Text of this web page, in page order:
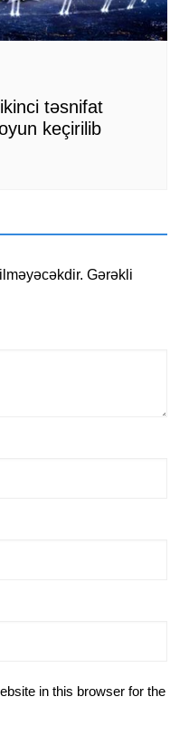
təsnifat
keçirilib
Gərəkli
in this browser for the